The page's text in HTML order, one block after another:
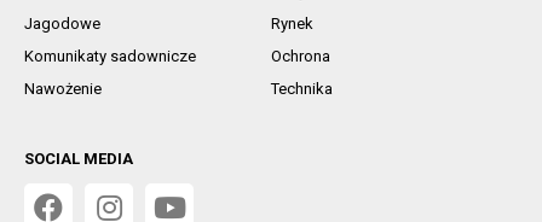
Jagodowe
Rynek
Komunikaty sadownicze
Ochrona
Nawożenie
Technika
SOCIAL MEDIA